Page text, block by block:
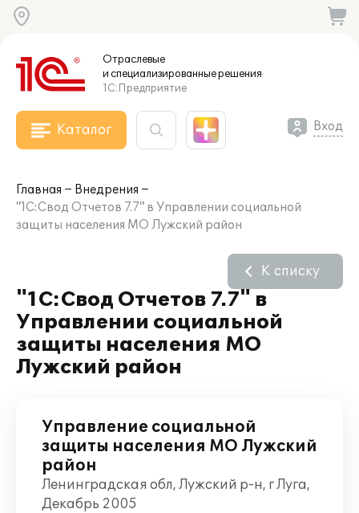
Отраслевые
и специализированныерешения
1С:Предприятие
Каталог Вход
Главная
Внедрения
"1С:Свод Отчетов 7.7" в Управлении социальной
защиты населения МО Лужский район
"1С:Свод Отчетов 7.7" в
Управлении социальной
защиты населения МО
Лужский район
К списку
Управление социальной
защиты населения МО Лужский
район
Ленинградская обл, Лужский р-н, г Луга,
Декабрь 2005